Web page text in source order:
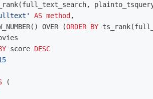
(full_text_search,
AS method ,
() OVER (ORDER BY ts_rank(
score DESC
(